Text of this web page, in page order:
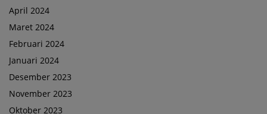
April 2024
Maret 2024
Februari 2024
Januari 2024
Desember 2023
November 2023
Oktober 2023